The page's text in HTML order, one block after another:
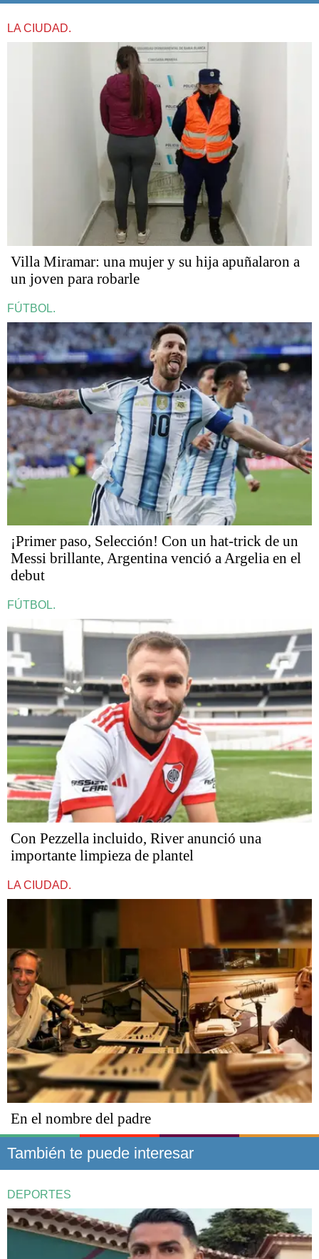
LA CIUDAD.
Villa Miramar: una mujer y su hija apuñalaron a
un joven para robarle
FÚTBOL.
¡Primer paso, Selección! Con un hat-trick de un
Messi brillante, Argentina venció a Argelia en el
debut
FÚTBOL.
Con Pezzella incluido, River anunció una
importante limpieza de plantel
LA CIUDAD.
En el nombre del padre
También te puede interesar
DEPORTES